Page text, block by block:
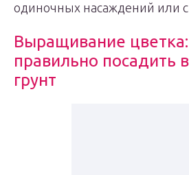
одиночных насаждений или
Выращивание
правильно посадить
грунт